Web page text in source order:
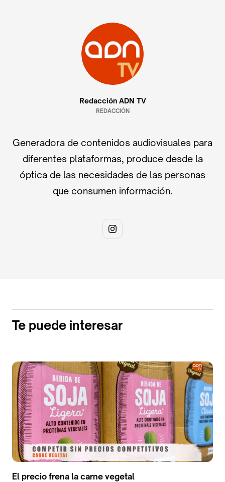
Redacción ADN TV
REDACCIÓN
Generadora de contenidos audiovisuales para
diferentes plataformas, produce desde la
óptica de las necesidades de las personas
que consumen información.
Te puede interesar
El precio frena la carne vegetal